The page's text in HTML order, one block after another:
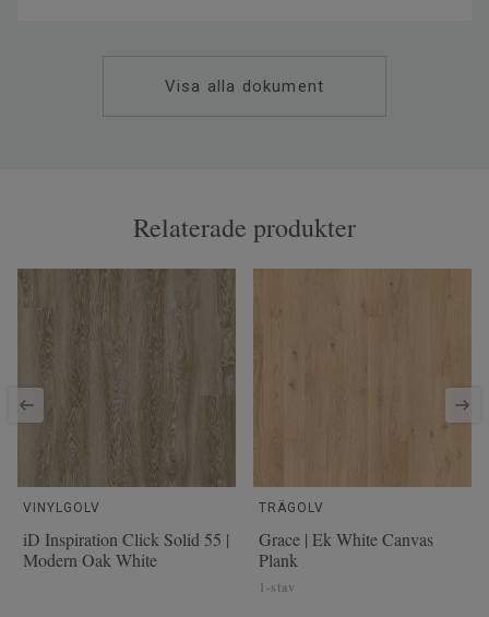
Visa alla dokument
Relaterade produkter
VINYLGOLV
iD Inspiration Click Solid 55 |
Modern Oak White
TRÄGOLV
Grace | Ek White Canvas
Plank
1-stav